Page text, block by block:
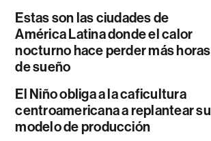
Estas son las ciudades de
América Latina donde el calor
nocturno hace perder más horas
de sueño
El Niño obliga a la caficultura
centroamericana a replantear su
modelo de producción